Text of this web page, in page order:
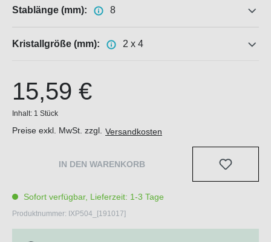
Stablänge (mm): 8
Kristallgröße (mm): 2 x 4
15,59 €
Inhalt: 1 Stück
Preise exkl. MwSt. zzgl. Versandkosten
IN DEN WARENKORB
Sofort verfügbar, Lieferzeit: 1-3 Tage
Produktnummer: IXP504_[191017]